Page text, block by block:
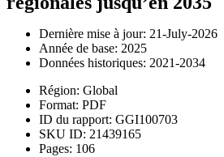
Dernière mise à jour: 21-July-2026
Année de base: 2025
Données historiques: 2021-2034
Région: Global
Format: PDF
ID du rapport: GGI100703
SKU ID: 21439165
Pages: 106